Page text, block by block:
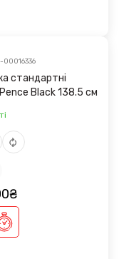
стандартні
Black 138.5 см